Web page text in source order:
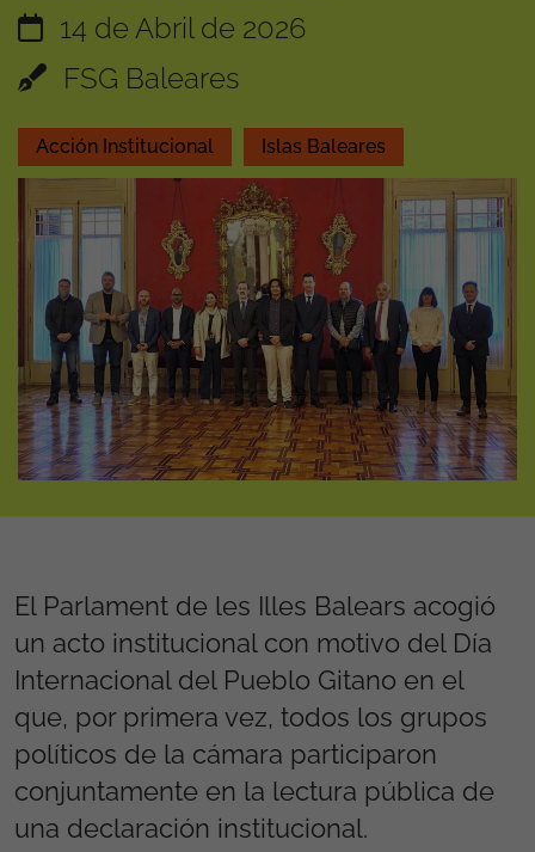
14 de Abril de 2026
FSG Baleares
Acción Institucional Islas Baleares
El Parlament de les Illes Balears acogió
un acto institucional con motivo del Día
Internacional del Pueblo Gitano en el
que, por primera vez, todos los grupos
políticos de la cámara participaron
conjuntamente en la lectura pública de
una declaración institucional.